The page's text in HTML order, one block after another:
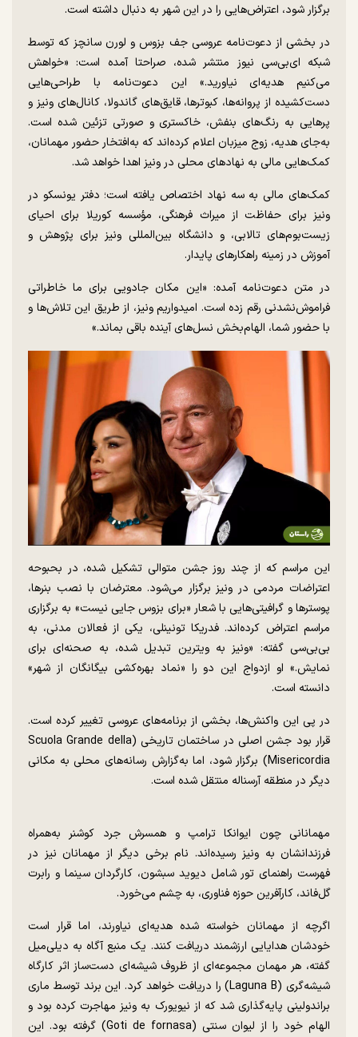
برگزار شود، اعتراض‌هایی را در این شهر به دنبال داشته است.
در بخشی از دعوت‌نامه عروسی جف بزوس و لورن سانچز که توسط
شبکه ای‌بی‌سی نیوز منتشر شده، صراحتا آمده است: «خواهش
می‌کنیم هدیه‌ای نیاورید.» این دعوت‌نامه با طراحی‌هایی
دست‌کشیده از پروانه‌ها، کبوترها، قایق‌های گاندولا، کانال‌های ونیز و
پرهایی به رنگ‌های بنفش، خاکستری و صورتی تزئین شده است.
به‌جای هدیه، زوج میزبان اعلام کرده‌اند که به‌افتخار حضور مهمانان،
کمک‌هایی مالی به نهادهای محلی در ونیز اهدا خواهد شد.
کمک‌های مالی به سه نهاد اختصاص یافته است؛ دفتر یونسکو در
ونیز برای حفاظت از میراث فرهنگی، مؤسسه کوریلا برای احیای
زیست‌بوم‌های تالابی، و دانشگاه بین‌المللی ونیز برای پژوهش و
آموزش در زمینه راهکارهای پایدار.
در متن دعوت‌نامه آمده: «این مکان جادویی برای ما خاطراتی
فراموش‌نشدنی رقم زده است. امیدواریم ونیز، از طریق این تلاش‌ها و
با حضور شما، الهام‌بخش نسل‌های آینده باقی بماند.»
این مراسم که از چند روز جشن متوالی تشکیل شده، در بحبوحه
اعتراضات مردمی در ونیز برگزار می‌شود. معترضان با نصب بنرها،
پوسترها و گرافیتی‌هایی با شعار «برای بزوس جایی نیست» به برگزاری
مراسم اعتراض کرده‌اند. فدریکا تونینلی، یکی از فعالان مدنی، به
بی‌بی‌سی گفته: «ونیز به ویترین تبدیل شده، به صحنه‌ای برای
نمایش.» او ازدواج این دو را «نماد بهره‌کشی بیگانگان از شهر»
دانسته است.
در پی این واکنش‌ها، بخشی از برنامه‌های عروسی تغییر کرده است.
قرار بود جشن اصلی در ساختمان تاریخی (Scuola Grande della
Misericordia) برگزار شود، اما به‌گزارش رسانه‌های محلی به مکانی
دیگر در منطقه آرسناله منتقل شده است.
مهمانانی چون ایوانکا ترامپ و همسرش جرد کوشنر به‌همراه
فرزندانشان به ونیز رسیده‌اند. نام برخی دیگر از مهمانان نیز در
فهرست راهنمای تور شامل دیوید سبشون، کارگردان سینما و رابرت
گل‌فاند، کارآفرین حوزه فناوری، به چشم می‌خورد.
اگرچه از مهمانان خواسته شده هدیه‌ای نیاورند، اما قرار است
خودشان هدایایی ارزشمند دریافت کنند. یک منبع آگاه به دیلی‌میل
گفته، هر مهمان مجموعه‌ای از ظروف شیشه‌ای دست‌ساز اثر کارگاه
شیشه‌گری (Laguna B) را دریافت خواهد کرد. این برند توسط ماری
براندولینی پایه‌گذاری شد که از نیویورک به ونیز مهاجرت کرده بود و
الهام خود را از لیوان سنتی (Goti de fornasa) گرفته بود. این